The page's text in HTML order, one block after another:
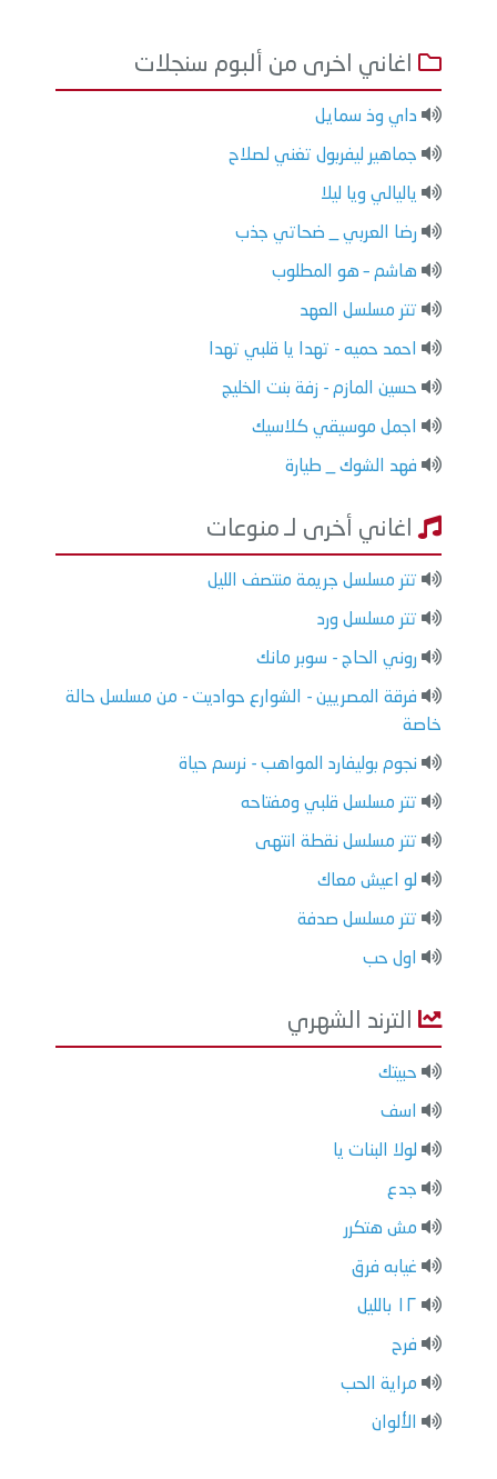
اغاني اخرى من ألبوم سنجلات
داي وذ سمايل
جماهير ليفربول تغني لصلاح
ياليالي ويا ليلا
رضا العربي _ ضحاتي جذب
هاشم – هو المطلوب
تتر مسلسل العهد
احمد حميه - تهدا يا قلبي تهدا
حسين المازم - زفة بنت الخليج
اجمل موسيقي كلاسيك
فهد الشوك _ طيارة
اغاني أخرى لـ منوعات
تتر مسلسل جريمة منتصف الليل
تتر مسلسل ورد
روني الحاج - سوبر مانك
فرقة المصريين - الشوارع حواديت - من مسلسل حالة
خاصة
نجوم بوليفارد المواهب - نرسم حياة
تتر مسلسل قلبي ومفتاحه
تتر مسلسل نقطة انتهى
لو اعيش معاك
تتر مسلسل صدفة
اول حب
الترند الشهري
حبيتك
اسف
لولا البنات يا
جدع
مش هتكرر
غيابه فرق
١٢ بالليل
فرح
مراية الحب
الألوان